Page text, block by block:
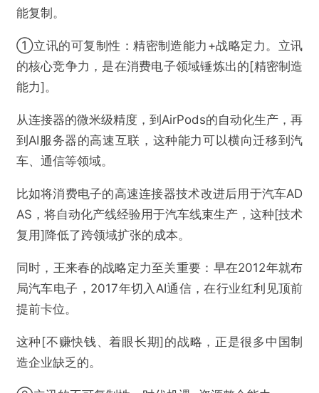
能复制。
①立讯的可复制性：精密制造能力+战略定力。立讯
的核心竞争力，是在消费电子领域锤炼出的[精密制造
能力]。
从连接器的微米级精度，到AirPods的自动化生产，再
到AI服务器的高速互联，这种能力可以横向迁移到汽
车、通信等领域。
比如将消费电子的高速连接器技术改进后用于汽车AD
AS，将自动化产线经验用于汽车线束生产，这种[技术
复用]降低了跨领域扩张的成本。
同时，王来春的战略定力至关重要：早在2012年就布
局汽车电子，2017年切入AI通信，在行业红利见顶前
提前卡位。
这种[不赚快钱、着眼长期]的战略，正是很多中国制
造企业缺乏的。